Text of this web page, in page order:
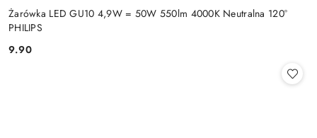
Żarówka LED GU10 4,9W = 50W 550lm 4000K Neutralna 120°
PHILIPS
Cena:
9.90